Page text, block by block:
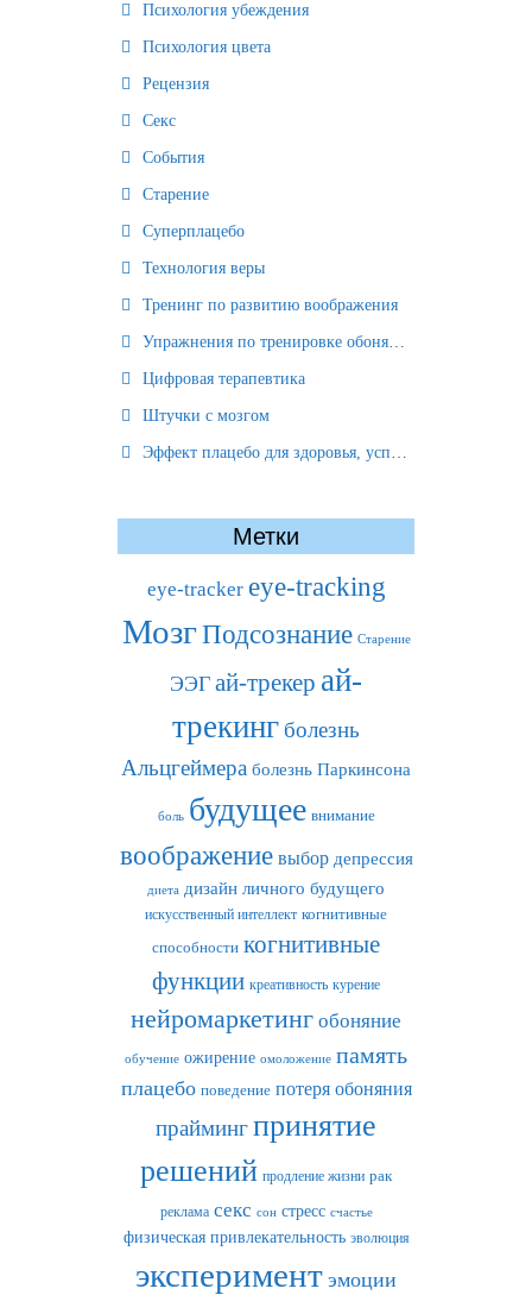
Психология убеждения
Психология цвета
Рецензия
Секс
События
Старение
Суперплацебо
Технология веры
Тренинг по развитию воображения
Упражнения по тренировке обоняния
Цифровая терапевтика
Штучки с мозгом
Эффект плацебо для здоровья, успеха и отношений
Метки
eye-tracker eye-tracking
МозгПодсознание Старение
ЭЭГ ай-трекер ай-
трекинг болезнь
Альцгеймера болезнь Паркинсона
боль будущее внимание
воображение выбор депрессия
диета дизайн личного будущего
искусственный интеллект когнитивные
способности когнитивные
функции креативность курение
нейромаркетинг обоняние
обучение ожирение омоложение память
плацебо поведение потеря обоняния
праймингпринятие
решений продление жизни рак
реклама секс сон стресс счастье
физическая привлекательность эволюция
эксперимент эмоции